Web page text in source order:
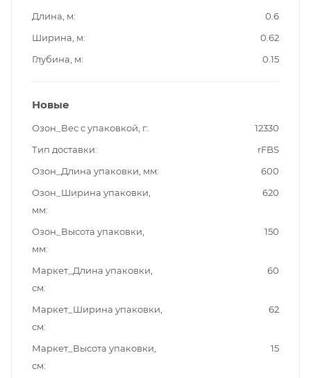
Длина, м
0.6
Ширина, м
0.62
Глубина, м
0.15
Новые
Озон_Вес с упаковкой, г
12330
Тип доставки
rFBS
Озон_Длина упаковки, мм
600
Озон_Ширина упаковки,
мм
620
Озон_Высота упаковки,
мм
150
Маркет_Длина упаковки,
см
60
Маркет_Ширина упаковки,
см
62
Маркет_Высота упаковки,
см
15